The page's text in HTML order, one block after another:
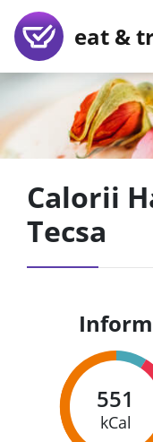
eat &
Calorii
Tecsa
551
kCal